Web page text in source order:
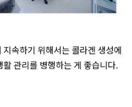
속하기 위해서는 콜라겐 생성에
관리를 병행하는 게 좋습니다.